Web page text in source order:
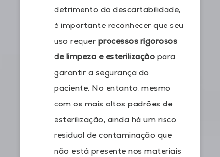
detrimento da descartabilidade,
é importante reconhecer que seu
uso requerprocessos rigorosos
de limpeza e esterilização para
garantir a segurança do
paciente. No entanto, mesmo
com os mais altos padrões de
esterilização, ainda há um risco
residual de contaminação que
não está presente nos materiais